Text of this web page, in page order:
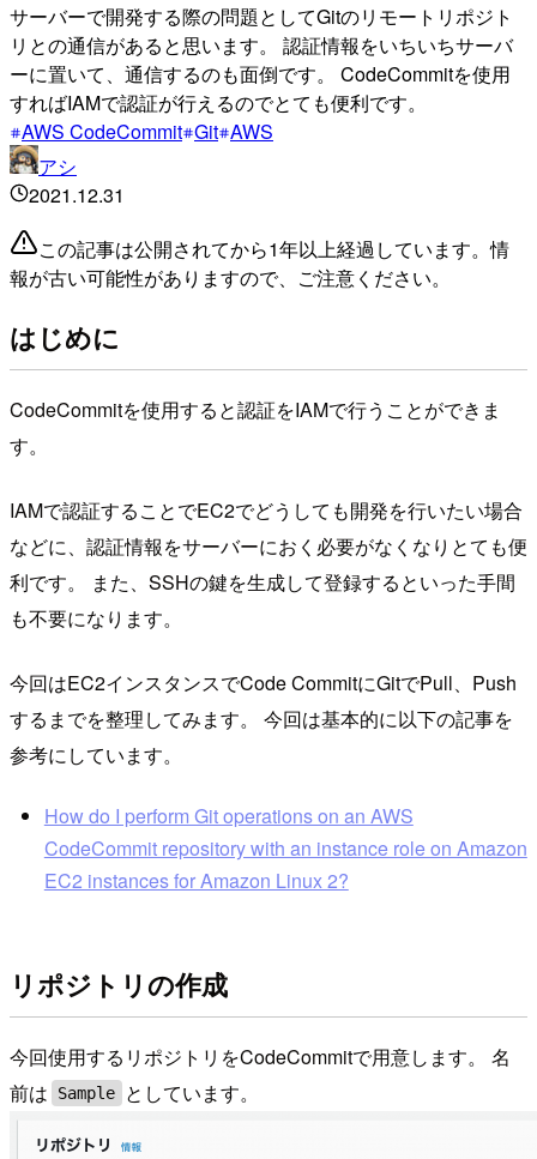
サーバーで開発する際の問題としてGitのリモートリポジト
リとの通信があると思います。 認証情報をいちいちサーバ
ーに置いて、通信するのも面倒です。 CodeCommitを使用
すればIAMで認証が行えるのでとても便利です。
AWS CodeCommit Git AWS
アシ
2021.12.31
この記事は公開されてから1年以上経過しています。情
報が古い可能性がありますので、ご注意ください。
はじめに
CodeCommitを使用すると認証をIAMで行うことができま
す。
IAMで認証することでEC2でどうしても開発を行いたい場合
などに、認証情報をサーバーにおく必要がなくなりとても便
利です。 また、SSHの鍵を生成して登録するといった手間
も不要になります。
今回はEC2インスタンスでCode CommitにGitでPull、Push
するまでを整理してみます。 今回は基本的に以下の記事を
参考にしています。
How do I perform Git operations on an AWS
CodeCommit repository with an instance role on Amazon
EC2 instances for Amazon Linux 2?
リポジトリの作成
今回使用するリポジトリをCodeCommitで用意します。 名
前は
Sample としています。